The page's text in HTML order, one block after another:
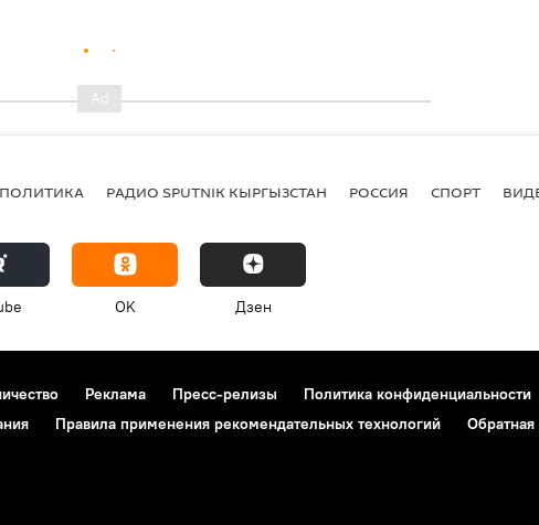
ПОЛИТИКА РАДИО SPUTNIK КЫРГЫЗСТАН РОССИЯ СПОРТ
OK Дзен
Реклама Пресс-релизы
Политика конфиденциальности
Правила применения рекомендательных технологий Обратная